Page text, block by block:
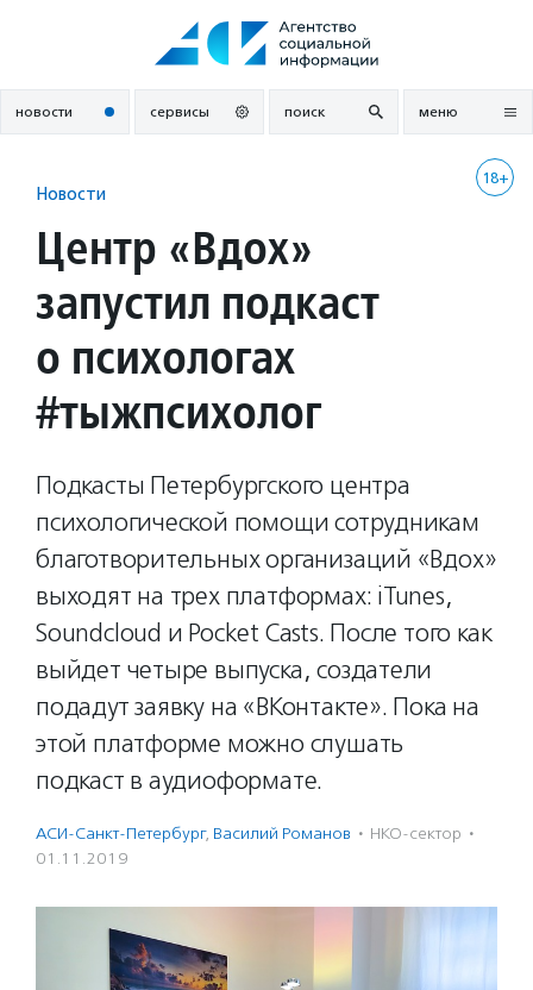
новости сервисы поиск меню
18+
Новости
Центр «Вдох»
запустил подкаст
о психологах
#тыжпсихолог
Подкасты Петербургского центра
психологической помощи сотрудникам
благотворительных организаций «Вдох»
выходят на трех платформах: iTunes,
Soundcloud и Pocket Casts. После того как
выйдет четыре выпуска, создатели
подадут заявку на «ВКонтакте». Пока на
этой платформе можно слушать
подкаст в аудиоформате.
АСИ-Санкт-Петербург, Василий Романов · НКО-сектор ·
01.11.2019